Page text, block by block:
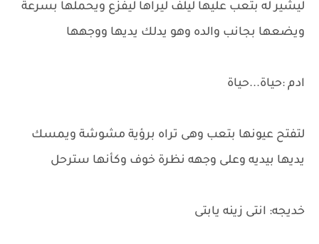
ليشير له بتعب عليها ليلف ليراها ليفزع ويحملها بسرعة
ويضعها بجانب والده وهو يدلك يديها ووجهها
ادم :حياة...حياة
لتفتح عيونها بتعب وهى تراه برؤية مشوشة ويمسك
يديها بيديه وعلى وجهه نظرة خوف وكأنها سترحل
خديجه: انتى زينه يابتى